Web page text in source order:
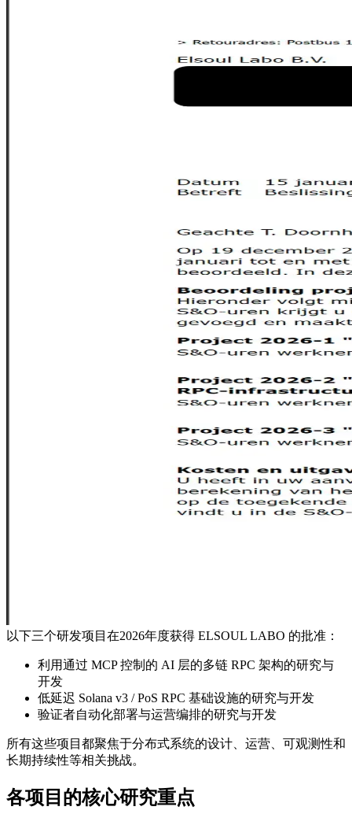
以下三个研发项目在2026年度获得 ELSOUL LABO 的批准：
利用通过 MCP 控制的 AI 层的多链 RPC 架构的研究与
开发
低延迟 Solana v3 / PoS RPC 基础设施的研究与开发
验证者自动化部署与运营编排的研究与开发
所有这些项目都聚焦于分布式系统的设计、运营、可观测性和
长期持续性等相关挑战。
各项目的核心研究重点